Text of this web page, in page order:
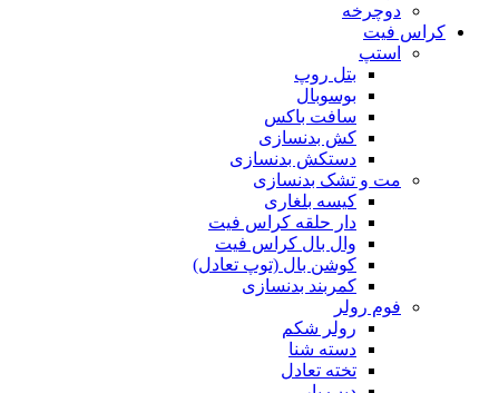
دوچرخه
کراس فیت
استپ
بتل روپ
بوسوبال
سافت باکس
کش بدنسازی
دستکش بدنسازی
مت و تشک بدنسازی
کیسه بلغاری
دار حلقه کراس فیت
وال بال کراس فیت
کوشن بال (توپ تعادل)
کمربند بدنسازی
فوم رولر
رولر شکم
دسته شنا
تخته تعادل